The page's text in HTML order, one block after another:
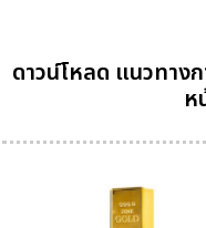
ดาวน์โหลด แนวทาง
ห